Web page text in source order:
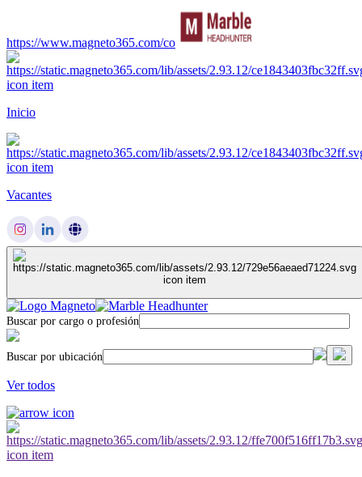
https://www.magneto365.com/co
Inicio
Vacantes
Buscar por cargo o profesión
Buscar por ubicación
Ver todos